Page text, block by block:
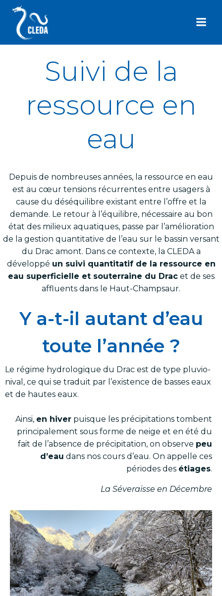
Suivi de la
ressource en
eau
Depuis de nombreuses années, la ressource en eau
est au cœur tensions récurrentes entre usagers à
cause du déséquilibre existant entre l’offre et la
demande. Le retour à l’équilibre, nécessaire au bon
état des milieux aquatiques, passe par l’amélioration
de la gestion quantitative de l’eau sur le bassin versant
du Drac amont. Dans ce contexte, la CLEDA a
développé un suivi quantitatif de la ressource en
eau superficielle et souterraine du Dracet de ses
affluents dans le Haut-Champsaur.
Y a-t-il autant d’eau
toute l’année ?
Le régime hydrologique du Drac est de type pluvio-
nival, ce qui se traduit par l’existence de basses eaux
et de hautes eaux.
Ainsi, en hiver puisque les précipitations tombent
principalement sous forme de neige et en été du
fait de l’absence de précipitation, on observe peu
d’eau dans nos cours d’eau. On appelle ces
périodes des étiages.
La Séveraisse en Décembre